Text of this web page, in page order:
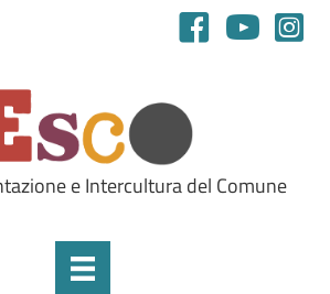
e Intercultura del Comune